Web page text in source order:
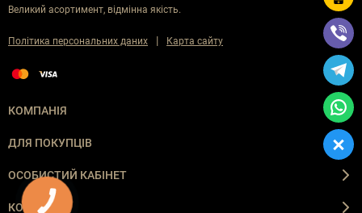
Великий асортимент, відмінна якість.
Політика персональних даних | Карта сайту
КОМПАНІЯ
ДЛЯ ПОКУПЦІВ
ОСОБИСТИЙ КАБІНЕТ
КОНТАКТИ
КНОПКА
ЗВ'ЯЗКУ